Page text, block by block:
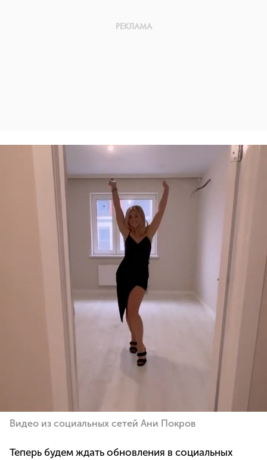
Видео из социальных сетей Ани Покров
Теперь будем ждать обновления в социальных